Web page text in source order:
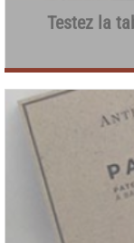
Testez la